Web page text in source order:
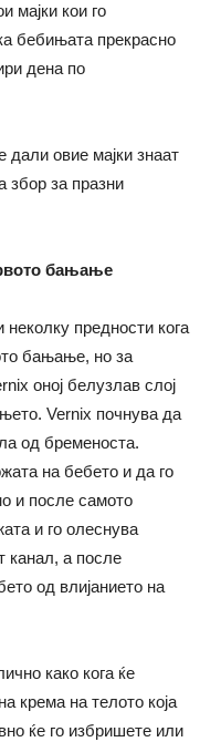
мајки кои го
бебињата прекрасно
дена по
овие мајки знаат
збор за празни
бањање
предности кога
бањање, но за
оној белузлав слој
Vernix почнува да
од бременоста.
на бебето и да го
и после самото
и го олеснува
канал, а после
од влијанието на
како кога ќе
крема на телото која
ќе го избришете или